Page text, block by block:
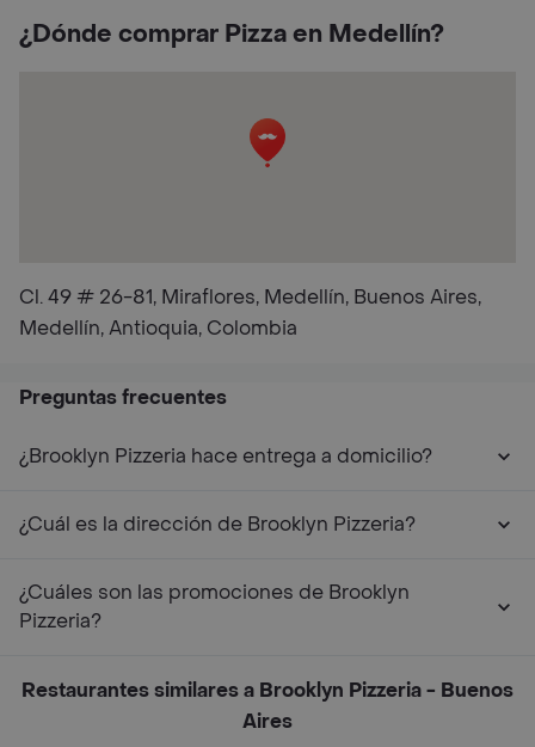
¿Dónde comprar Pizza en Medellín?
Cl. 49 # 26-81, Miraflores, Medellín, Buenos Aires,
Medellín, Antioquia, Colombia
Preguntas frecuentes
¿Brooklyn Pizzeria hace entrega a domicilio?
¿Cuál es la dirección de Brooklyn Pizzeria?
¿Cuáles son las promociones de Brooklyn
Pizzeria?
Restaurantes similares a Brooklyn Pizzeria - Buenos
Aires